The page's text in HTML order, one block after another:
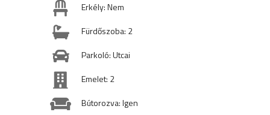
Erkély: Nem
Fürdőszoba: 2
Parkoló: Utcai
Emelet: 2
Bútorozva: Igen